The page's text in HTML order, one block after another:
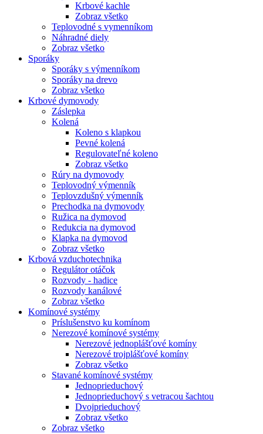
Krbové kachle
Zobraz všetko
Teplovodné s vymenníkom
Náhradné diely
Zobraz všetko
Sporáky
Sporáky s výmenníkom
Sporáky na drevo
Zobraz všetko
Krbové dymovody
Záslepka
Kolená
Koleno s klapkou
Pevné kolená
Regulovateľné koleno
Zobraz všetko
Rúry na dymovody
Teplovodný výmenník
Teplovzdušný výmenník
Prechodka na dymovody
Ružica na dymovod
Redukcia na dymovod
Klapka na dymovod
Zobraz všetko
Krbová vzduchotechnika
Regulátor otáčok
Rozvody - hadice
Rozvody kanálové
Zobraz všetko
Komínové systémy
Príslušenstvo ku komínom
Nerezové komínové systémy
Nerezové jednoplášťové komíny
Nerezové trojplášťové komíny
Zobraz všetko
Stavané komínové systémy
Jednoprieduchový
Jednoprieduchový s vetracou šachtou
Dvojprieduchový
Zobraz všetko
Zobraz všetko